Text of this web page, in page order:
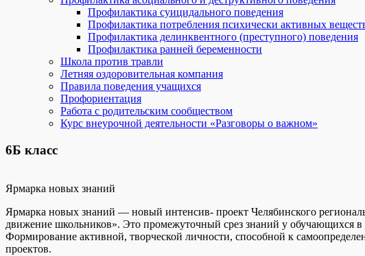
Профилактика суицидального поведения
Профилактика потребления психически активных
Профилактика делинквентного (преступного) поведения
Профилактика ранней беременности
Школа против травли
Летняя оздоровительная компания
Правила поведения учащихся
Профориентация
Работа с родительским сообществом
Курс внеурочной деятельности «Разговоры о важном»
6Б класс
Ярмарка новых знаний
Ярмарка новых знаний — новый интенсив- проект Челябинского
движение школьников». Это промежуточный срез знаний у
Формирование активной, творческой личности, способной к
проектов.